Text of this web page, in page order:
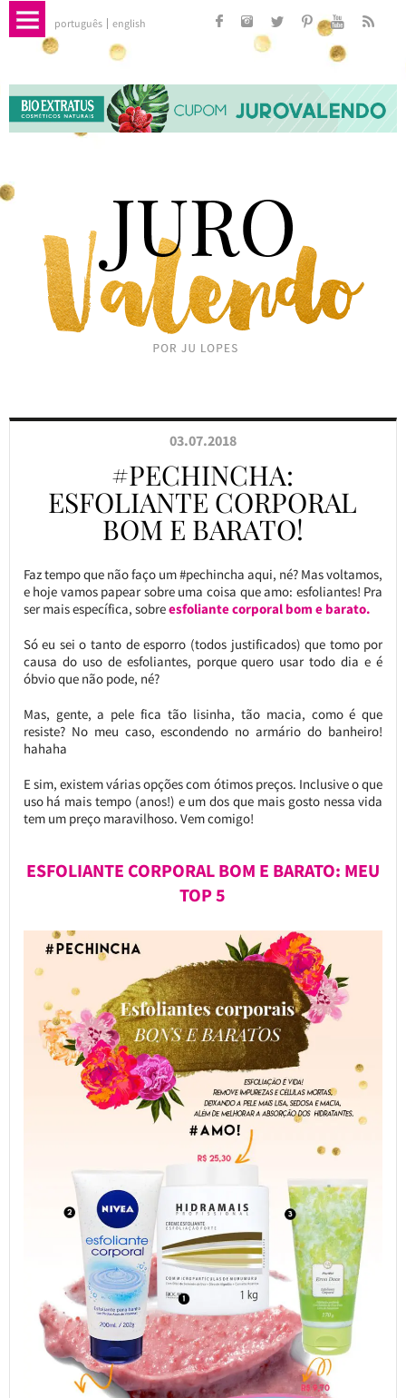
português english
03.07.2018
#PECHINCHA:
ESFOLIANTE CORPORAL
BOM E BARATO!
Faz tempo que não faço um #pechincha aqui, né? Mas voltamos,
e hoje vamos papear sobre uma coisa que amo: esfoliantes! Pra
ser mais específica, sobreesfoliante corporal bom e barato.
Só eu sei o tanto de esporro (todos justificados) que tomo por
causa do uso de esfoliantes, porque quero usar todo dia e é
óbvio que não pode, né?
Mas, gente, a pele fica tão lisinha, tão macia, como é que
resiste? No meu caso, escondendo no armário do banheiro!
hahaha
E sim, existem várias opções com ótimos preços. Inclusive o que
uso há mais tempo (anos!) e um dos que mais gosto nessa vida
tem um preço maravilhoso. Vem comigo!
ESFOLIANTE CORPORAL BOM E BARATO: MEU
TOP 5